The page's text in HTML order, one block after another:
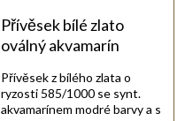
Přívěsek bílé zlato
oválný akvamarín
Přívěsek z bílého zlata o
ryzosti 585/1000 se synt.
akvamarínem modré barvy a s